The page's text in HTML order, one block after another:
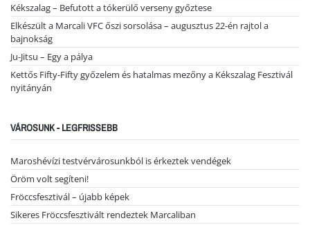
Kékszalag – Befutott a tókerülő verseny győztese
Elkészült a Marcali VFC őszi sorsolása – augusztus 22-én rajtol a
bajnokság
Ju-Jitsu – Egy a pálya
Kettős Fifty-Fifty győzelem és hatalmas mezőny a Kékszalag Fesztivál
nyitányán
VÁROSUNK - LEGFRISSEBB
Maroshévízi testvérvárosunkból is érkeztek vendégek
Öröm volt segíteni!
Fröccsfesztivál – újabb képek
Sikeres Fröccsfesztivált rendeztek Marcaliban